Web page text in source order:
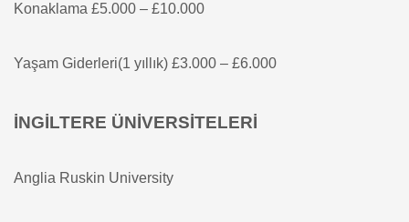
Konaklama £5.000 – £10.000
Yaşam Giderleri(1 yıllık) £3.000 – £6.000
İNGİLTERE ÜNİVERSİTELERİ
Anglia Ruskin University